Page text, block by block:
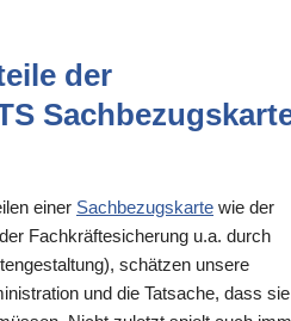
der
einer Sachbezugskarte wie der
Fachkräftesicherung u.a. durch
schätzen unsere
und die Tatsache, dass sie